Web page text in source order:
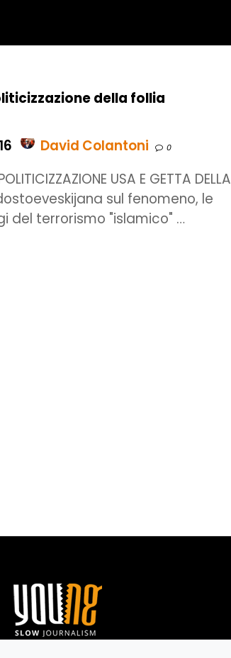
della follia
David Colantoni 0
USA E GETTA DELLA
dostoeveskijana sul fenomeno, le
del terrorismo "islamico" …